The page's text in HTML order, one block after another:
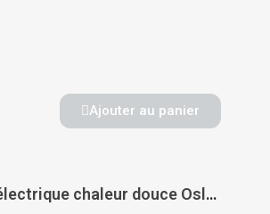
Ajouter au panier
Radiateur électrique chaleur douce Oslo 2 horizontal - INTUIS